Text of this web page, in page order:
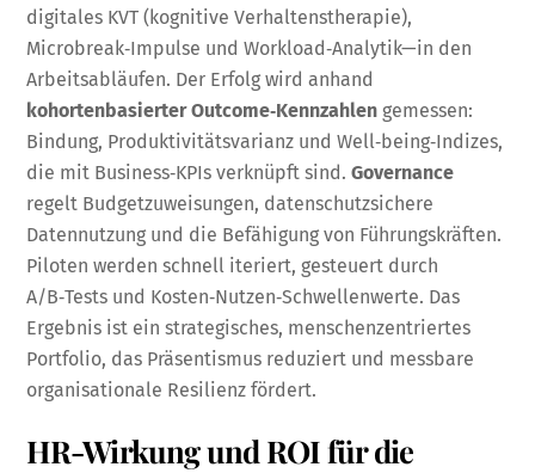
digitales KVT (kognitive Verhaltenstherapie),
Microbreak‑Impulse und Workload‑Analytik—in den
Arbeitsabläufen. Der Erfolg wird anhand
kohortenbasierter Outcome‑Kennzahlen gemessen:
Bindung, Produktivitätsvarianz und Well‑being‑Indizes,
die mit Business‑KPIs verknüpft sind.Governance
regelt Budgetzuweisungen, datenschutzsichere
Datennutzung und die Befähigung von Führungskräften.
Piloten werden schnell iteriert, gesteuert durch
A/B‑Tests und Kosten‑Nutzen‑Schwellenwerte. Das
Ergebnis ist ein strategisches, menschenzentriertes
Portfolio, das Präsentismus reduziert und messbare
organisationale Resilienz fördert.
HR-Wirkung und ROI für die